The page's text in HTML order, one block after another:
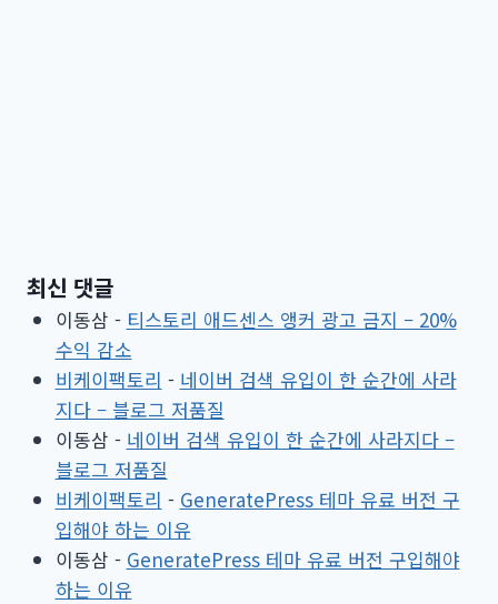
최신 댓글
이동삼 - 티스토리 애드센스 앵커 광고 금지 – 20%
수익 감소
비케이팩토리 - 네이버 검색 유입이 한 순간에 사라
지다 – 블로그 저품질
이동삼 - 네이버 검색 유입이 한 순간에 사라지다 –
블로그 저품질
비케이팩토리 - GeneratePress 테마 유료 버전 구
입해야 하는 이유
이동삼 - GeneratePress 테마 유료 버전 구입해야
하는 이유